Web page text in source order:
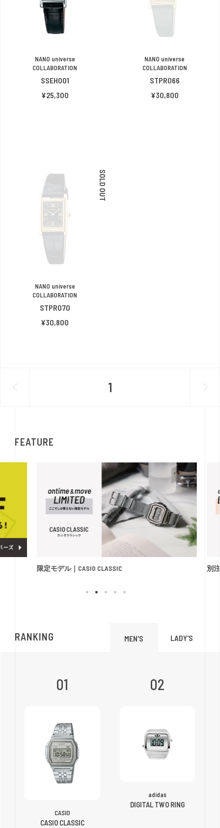
NANO universe
COLLABORATION
SSEH001
¥25,300
NANO universe
COLLABORATION
STPR066
¥30,800
SOLD OUT
NANO universe
COLLABORATION
STPR070
¥30,800
1
FEATURE
限定モデル｜CASIO CLASSIC 別
RANKING MEN'S LADY'S
01
CASIO
CASIO CLASSIC
02
adidas
DIGITAL TWO RING